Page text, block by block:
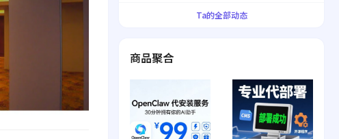
Ta的全部动态
商品聚合